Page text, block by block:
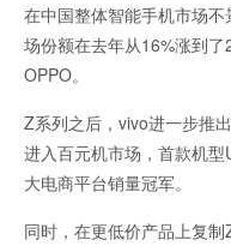
在中国整体智能手机市场
场份额在去年从16%涨到
OPPO。
Z系列之后，vivo进一步推
进入百元机市场，首款机
大电商平台销量冠军。
同时，在更低价产品上复